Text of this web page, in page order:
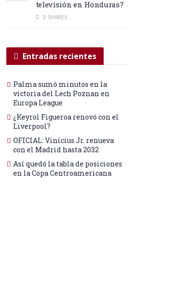
televisión en Honduras?
0 SHARES
Entradas recientes
Palma sumó minutos en la
victoria del Lech Poznan en
Europa League
¿Keyrol Figueroa renovó con el
Liverpool?
OFICIAL: Vinícius Jr. renueva
con el Madrid hasta 2032
Así quedó la tabla de posiciones
en la Copa Centroamericana